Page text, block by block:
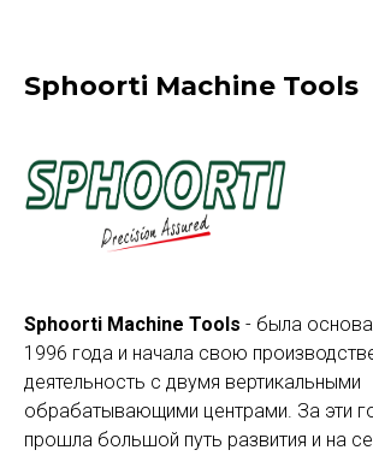
Sphoorti Machine Tools
Sphoorti Machine Tools - была
1996 года и начала свою
деятельность с двумя вертикальными
обрабатывающими центрами. За эти
прошла большой путь развития и на